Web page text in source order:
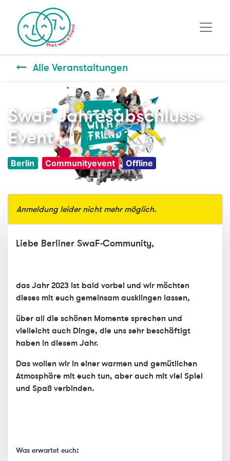
Alle Veranstaltungen
SwaF Jahresabschluss-
Event
Berlin Communityevent Offline
Anmeldung leider nicht mehr möglich.
Liebe Berliner SwaF-Community,
das Jahr 2023 ist bald vorbei und wir möchten
dieses mit euch gemeinsam ausklingen lassen,
über all die schönen Momente sprechen und
vielleicht auch Dinge, die uns sehr beschäftigt
haben in diesem Jahr.
Das wollen wir in einer warmen und gemütlichen
Atmosphäre mit euch tun, aber auch mit viel Spiel
und Spaß verbinden.
Was erwartet euch: